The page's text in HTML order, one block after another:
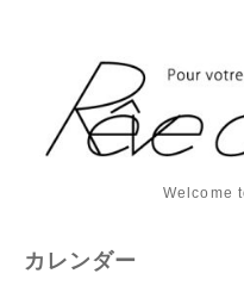
Welcome
カレンダー